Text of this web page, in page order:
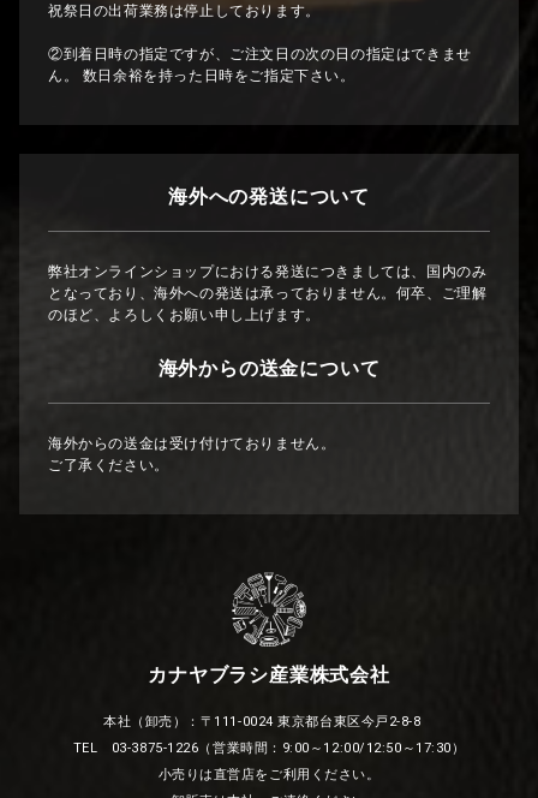
祝祭日の出荷業務は停止しております。
②到着日時の指定ですが、ご注文日の次の日の指定はできませ
ん。 数日余裕を持った日時をご指定下さい。
海外への発送について
弊社オンラインショップにおける発送につきましては、国内のみ
となっており、海外への発送は承っておりません。何卒、ご理解
のほど、よろしくお願い申し上げます。
海外からの送金について
海外からの送金は受け付けておりません。
ご了承ください。
カナヤブラシ産業株式会社
本社（卸売）：〒111-0024 東京都台東区今戸2-8-8
TEL 03-3875-1226（営業時間：9:00～12:00/12:50～17:30）
小売りは直営店をご利用ください。